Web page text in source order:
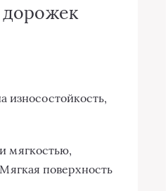
дорожек
износостойкость,
мягкостью,
поверхность